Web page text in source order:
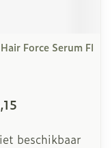
Force Serum Fl
beschikbaar